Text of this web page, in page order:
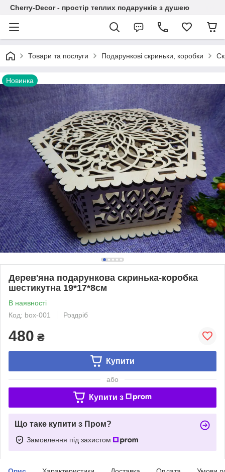
Cherry-Decor - простір теплих подарунків з душею
Товари та послуги Подарункові скриньки, коробки
Новинка
Дерев'яна подарункова скринька-коробка
шестикутна 19*17*8см
В наявності
Код: box-001
Роздріб
480 ₴
Купити
або
Купити з
Що таке купити з Пром?
Замовлення під захистом